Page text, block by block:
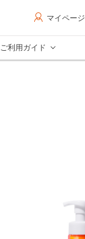
マイページ
ご利用ガイド